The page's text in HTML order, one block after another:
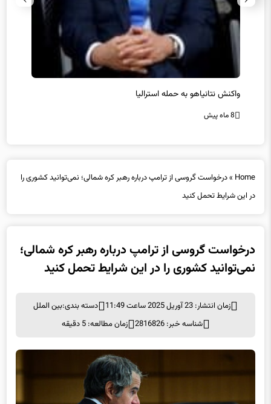
واکنش نتانیاهو به حمله استرالیا
8 ماه پیش
در این شرایط تحمل کنید
نمی‌توانید کشوری را در این شرایط تحمل کنید
شناسه خبر: 2816826
زمان مطالعه: 5 دقیقه